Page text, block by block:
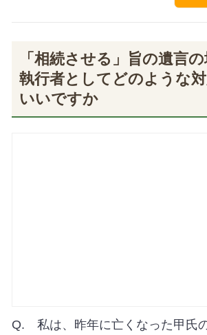
「相続させる」旨の遺言
執行者としてどのような
いいですか
Q. 私は、昨年に亡くなった甲氏